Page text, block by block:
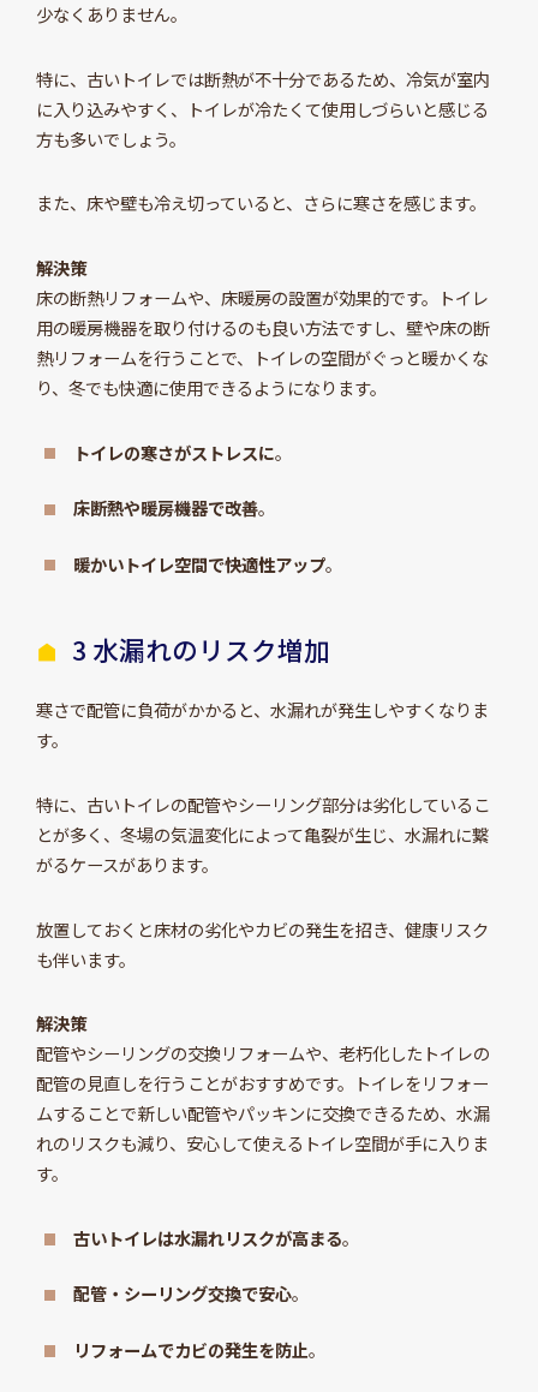
少なくありません。
特に、古いトイレでは断熱が不十分であるため、冷気が室内
に入り込みやすく、トイレが冷たくて使用しづらいと感じる
方も多いでしょう。
また、床や壁も冷え切っていると、さらに寒さを感じます。
解決策
床の断熱リフォームや、床暖房の設置が効果的です。トイレ
用の暖房機器を取り付けるのも良い方法ですし、壁や床の断
熱リフォームを行うことで、トイレの空間がぐっと暖かくな
り、冬でも快適に使用できるようになります。
トイレの寒さがストレスに。
床断熱や暖房機器で改善。
暖かいトイレ空間で快適性アップ。
3 水漏れのリスク増加
寒さで配管に負荷がかかると、水漏れが発生しやすくなりま
す。
特に、古いトイレの配管やシーリング部分は劣化しているこ
とが多く、冬場の気温変化によって亀裂が生じ、水漏れに繋
がるケースがあります。
放置しておくと床材の劣化やカビの発生を招き、健康リスク
も伴います。
解決策
配管やシーリングの交換リフォームや、老朽化したトイレの
配管の見直しを行うことがおすすめです。トイレをリフォー
ムすることで新しい配管やパッキンに交換できるため、水漏
れのリスクも減り、安心して使えるトイレ空間が手に入りま
す。
古いトイレは水漏れリスクが高まる。
配管・シーリング交換で安心。
リフォームでカビの発生を防止。